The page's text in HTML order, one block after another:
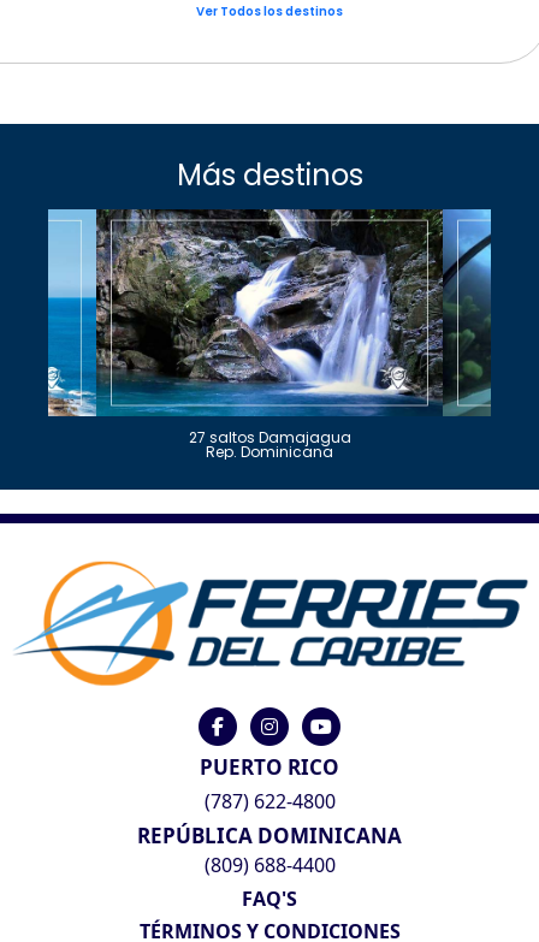
Ver Todos los destinos
Más destinos
27 saltos Damajagua
Rep. Dominicana
PUERTO RICO
(787) 622-4800
REPÚBLICA DOMINICANA
(809) 688-4400
FAQ'S
TÉRMINOS Y CONDICIONES